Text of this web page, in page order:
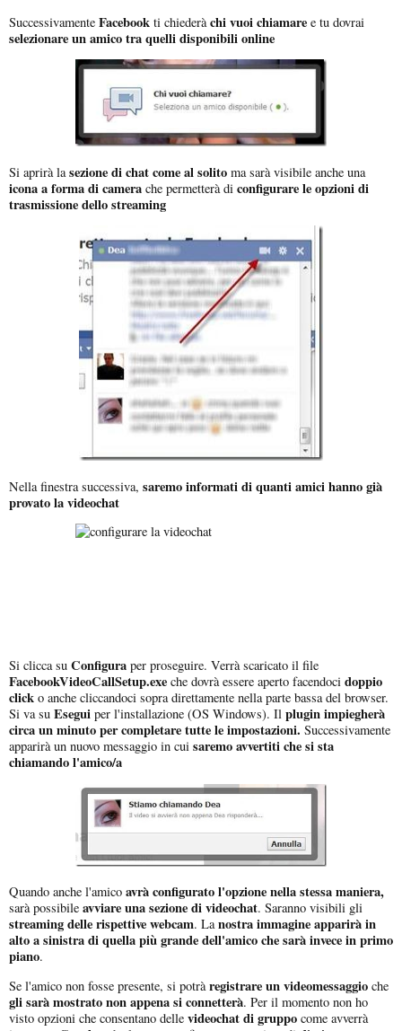
Successivamente Facebook ti chiederà chi vuoi chiamare e tu dovrai
selezionare un amico tra quelli disponibili online
Si aprirà la sezione di chat come al solito ma sarà visibile anche una
icona a forma di camera che permetterà di configurare le opzioni di
trasmissione dello streaming
Nella finestra successiva, saremo informati di quanti amici hanno già
provato la videochat
Si clicca su Configura per proseguire. Verrà scaricato il file
FacebookVideoCallSetup.exe che dovrà essere aperto facendoci doppio
click o anche cliccandoci sopra direttamente nella parte bassa del browser.
Si va su Esegui per l'installazione (OS Windows). Il plugin impiegherà
circa un minuto per completare tutte le impostazioni. Successivamente
apparirà un nuovo messaggio in cui saremo avvertiti che si sta
chiamando l'amico/a
Quando anche l'amico avrà configurato l'opzione nella stessa maniera,
sarà possibile avviare una sezione di videochat. Saranno visibili gli
streaming delle rispettive webcam. Lanostra immagine apparirà in
alto a sinistra di quella più grande dell'amico che sarà invece in primo
piano.
Se l'amico non fosse presente, si potrà registrare un videomessaggio che
gli sarà mostrato non appena si connetterà. Per il momento non ho
visto opzioni che consentano delle videochat di gruppo come avverrà